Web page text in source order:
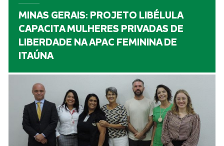
MINAS GERAIS: PROJETO LIBÉLULA
CAPACITA MULHERES PRIVADAS DE
LIBERDADE NA APAC FEMININA DE
ITAÚNA